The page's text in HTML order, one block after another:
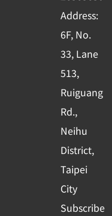
-
s
q
u
a
r
e
Address:
6F, No.
33, Lane
513,
Ruiguang
Rd.,
Neihu
District,
Taipei
City
Subscribe